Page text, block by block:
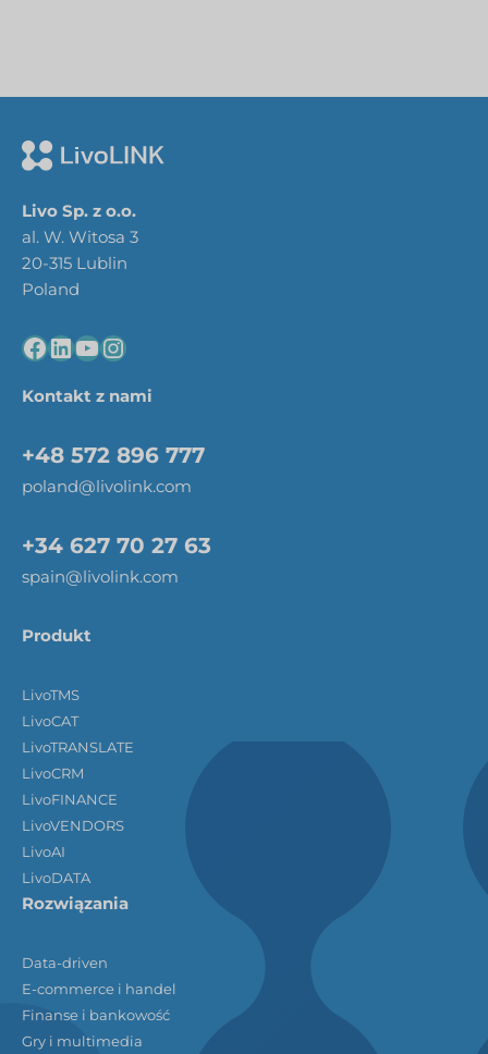
Livo Sp. z o.o.
al. W. Witosa 3
20-315 Lublin
Poland
Kontakt z nami
+48 572 896 777
poland@livolink.com
+34 627 70 27 63
spain@livolink.com
Produkt
LivoTMS
LivoCAT
LivoTRANSLATE
LivoCRM
LivoFINANCE
LivoVENDORS
LivoAI
LivoDATA
Rozwiązania
Data-driven
E-commerce i handel
Finanse i bankowość
Gry i multimedia